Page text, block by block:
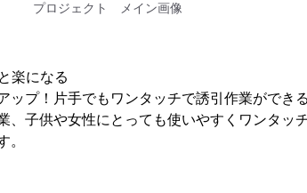
プロジェクト メイン画像
楽になる
ップ！片手でもワンタッチで誘引作業ができ
、子供や女性にとっても使いやすくワンタッ
。